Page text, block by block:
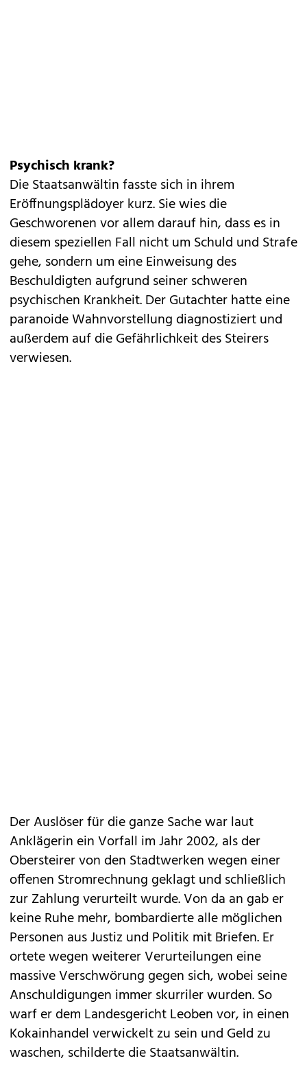
Psychisch krank?
Die Staatsanwältin fasste sich in ihrem
Eröffnungsplädoyer kurz. Sie wies die
Geschworenen vor allem darauf hin, dass es in
diesem speziellen Fall nicht um Schuld und Strafe
gehe, sondern um eine Einweisung des
Beschuldigten aufgrund seiner schweren
psychischen Krankheit. Der Gutachter hatte eine
paranoide Wahnvorstellung diagnostiziert und
außerdem auf die Gefährlichkeit des Steirers
verwiesen.
Der Auslöser für die ganze Sache war laut
Anklägerin ein Vorfall im Jahr 2002, als der
Obersteirer von den Stadtwerken wegen einer
offenen Stromrechnung geklagt und schließlich
zur Zahlung verurteilt wurde. Von da an gab er
keine Ruhe mehr, bombardierte alle möglichen
Personen aus Justiz und Politik mit Briefen. Er
ortete wegen weiterer Verurteilungen eine
massive Verschwörung gegen sich, wobei seine
Anschuldigungen immer skurriler wurden. So
warf er dem Landesgericht Leoben vor, in einen
Kokainhandel verwickelt zu sein und Geld zu
waschen, schilderte die Staatsanwältin.